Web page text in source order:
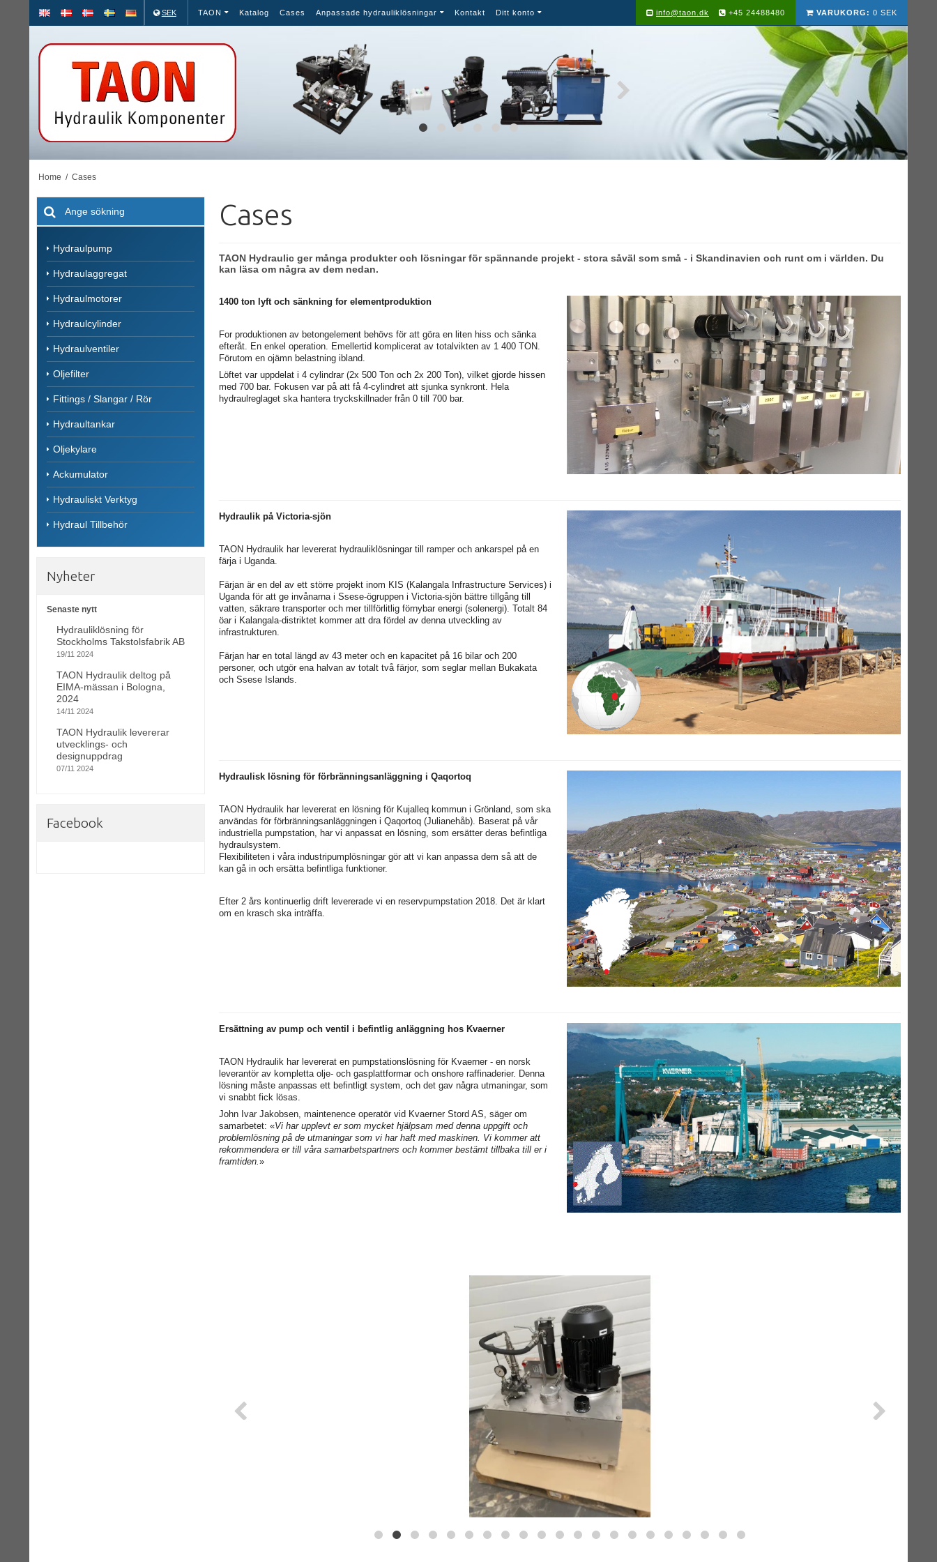
SEK TAON Katalog Cases Anpassade hydrauliklösningar Kontakt Ditt konto VARUKORG: 0 SEK
info@taon.dk +45 24488480
Home / Cases
Hydraulpump
Hydraulaggregat
Hydraulmotorer
Hydraulcylinder
Hydraulventiler
Oljefilter
Fittings / Slangar / Rör
Hydraultankar
Oljekylare
Ackumulator
Hydrauliskt Verktyg
Hydraul Tillbehör
Nyheter
Senaste nytt
Hydrauliklösning för
Stockholms Takstolsfabrik AB
19/11 2024
TAON Hydraulik deltog på
EIMA-mässan i Bologna,
2024
14/11 2024
TAON Hydraulik levererar
utvecklings- och
designuppdrag
07/11 2024
Facebook
Cases
TAON Hydraulic ger många produkter och lösningar för spännande projekt - stora såväl som små - i Skandinavien och runt om i världen. Du
kan läsa om några av dem nedan.
1400 ton lyft och sänkning for elementproduktion
For produktionen av betongelement behövs för att göra en liten hiss och sänka
efteråt. En enkel operation. Emellertid komplicerat av totalvikten av 1 400 TON.
Förutom en ojämn belastning ibland.
Löftet var uppdelat i 4 cylindrar (2x 500 Ton och 2x 200 Ton), vilket gjorde hissen
med 700 bar. Fokusen var på att få 4-cylindret att sjunka synkront. Hela
hydraulreglaget ska hantera tryckskillnader från 0 till 700 bar.
Hydraulik på Victoria-sjön
TAON Hydraulik har levererat hydrauliklösningar till ramper och ankarspel på en
färja i Uganda.
Färjan är en del av ett större projekt inom KIS (Kalangala Infrastructure Services) i
Uganda för att ge invånarna i Ssese-ögruppen i Victoria-sjön bättre tillgång till
vatten, säkrare transporter och mer tillförlitlig förnybar energi (solenergi). Totalt 84
öar i Kalangala-distriktet kommer att dra fördel av denna utveckling av
infrastrukturen.
Färjan har en total längd av 43 meter och en kapacitet på 16 bilar och 200
personer, och utgör ena halvan av totalt två färjor, som seglar mellan Bukakata
och Ssese Islands.
Hydraulisk lösning för förbränningsanläggning i Qaqortoq
TAON Hydraulik har levererat en lösning för Kujalleq kommun i Grönland, som ska
användas för förbränningsanläggningen i Qaqortoq (Julianehåb). Baserat på vår
industriella pumpstation, har vi anpassat en lösning, som ersätter deras befintliga
hydraulsystem.
Flexibiliteten i våra industripumplösningar gör att vi kan anpassa dem så att de
kan gå in och ersätta befintliga funktioner.
Efter 2 års kontinuerlig drift levererade vi en reservpumpstation 2018. Det är klart
om en krasch ska inträffa.
Ersättning av pump och ventil i befintlig anläggning hos Kvaerner
TAON Hydraulik har levererat en pumpstationslösning för Kvaerner - en norsk
leverantör av kompletta olje- och gasplattformar och onshore raffinaderier. Denna
lösning måste anpassas ett befintligt system, och det gav några utmaningar, som
vi snabbt fick lösas.
John Ivar Jakobsen, maintenence operatör vid Kvaerner Stord AS, säger om
samarbetet: «Vi har upplevt er som mycket hjälpsam med denna uppgift och
problemlösning på de utmaningar som vi har haft med maskinen. Vi kommer att
rekommendera er till våra samarbetspartners och kommer bestämt tillbaka till er i
framtiden.»